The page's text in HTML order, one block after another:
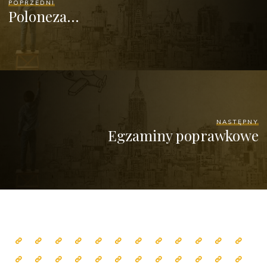
POPRZEDNI
Poloneza…
NASTĘPNY
Egzaminy poprawkowe